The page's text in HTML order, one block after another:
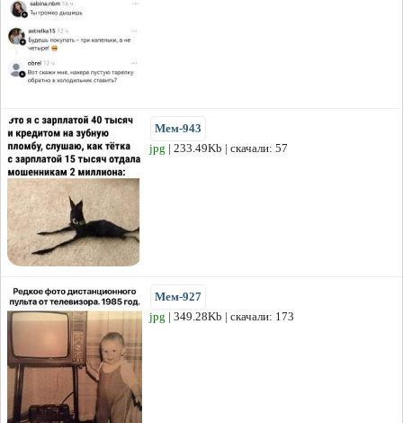
Мем-943
jpg | 233.49Kb | скачали: 57
Мем-927
jpg | 349.28Kb | скачали: 173